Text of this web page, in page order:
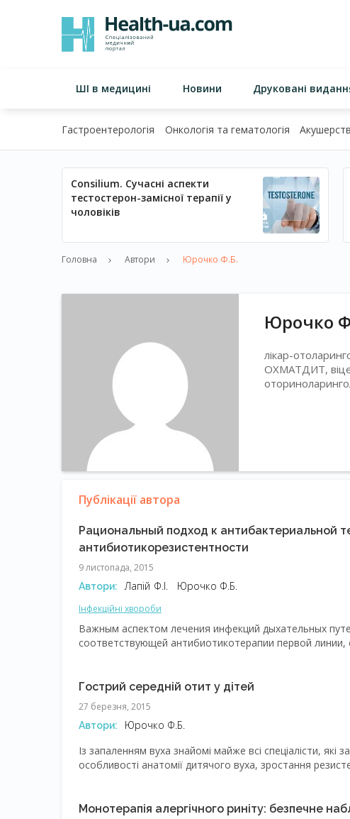
ШІ в медицині Новини Друковані
Гастроентерологія Онкологія та гематологія
Consilium. Сучасні аспекти
тестостерон-замісної терапії у
чоловіків
Головна Автори Юрочко Ф.Б.
Юрочко
лікар-
ОХМАТДИТ,
Публікації автора
Рациональный подход к антибактериальной
антибиотикорезистентности
9 листопада, 2015
Автори: Лапій Ф.І. Юрочко Ф.Б.
Інфекційні хвороби
Важным аспектом лечения инфекций дыхательных
соответствующей антибиотикотерапии первой
средства для лечения инфекций дыхательных путей
решаться с учетом локальных эпидеми
Гострий середній отит у дітей
27 березня, 2015
Автори:
Юрочко Ф.Б.
Із запаленням вуха знайомі майже всі спеціалісти, які
особливості анатомії дитячого вуха, зростання
Монотерапія алергічного риніту: безпечне